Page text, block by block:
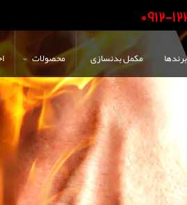
برندها مکمل بدنسازی محصولات